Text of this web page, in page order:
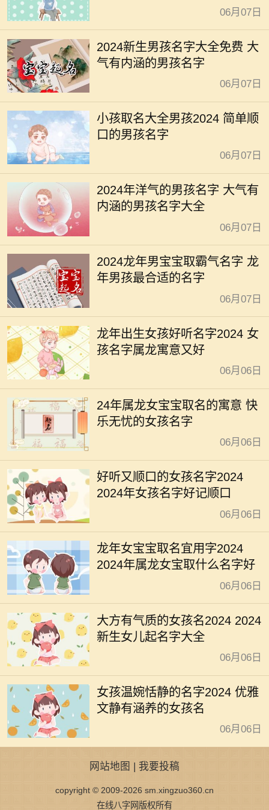
06月07日
2024新生男孩名字大全免费 大
气有内涵的男孩名字
06月07日
小孩取名大全男孩2024 简单顺
口的男孩名字
06月07日
2024年洋气的男孩名字 大气有
内涵的男孩名字大全
06月07日
2024龙年男宝宝取霸气名字 龙
年男孩最合适的名字
06月07日
龙年出生女孩好听名字2024 女
孩名字属龙寓意又好
06月06日
24年属龙女宝宝取名的寓意 快
乐无忧的女孩名字
06月06日
好听又顺口的女孩名字2024
2024年女孩名字好记顺口
06月06日
龙年女宝宝取名宜用字2024
2024年属龙女宝取什么名字好
06月06日
大方有气质的女孩名2024 2024
新生女儿起名字大全
06月06日
女孩温婉恬静的名字2024 优雅
文静有涵养的女孩名
06月06日
网站地图 | 我要投稿
copyright © 2009-2026 sm.xingzuo360.cn
在线八字网版权所有